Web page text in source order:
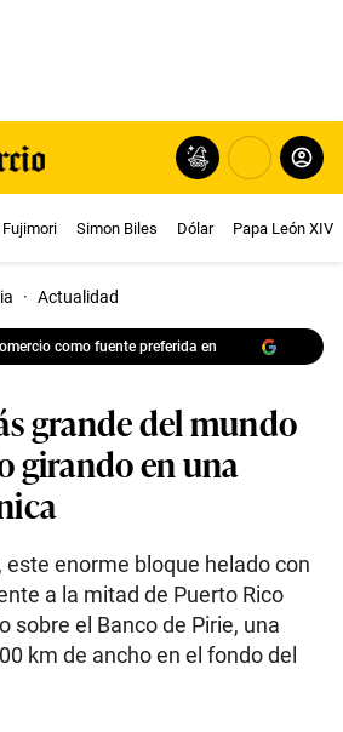
Simon Biles Dólar Papa León XIV
· Actualidad
como fuente preferida en
grande del mundo
girando en una
este enorme bloque helado con
a la mitad de Puerto Rico
sobre el Banco de Pirie, una
km de ancho en el fondo del